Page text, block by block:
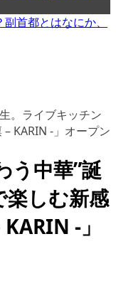
首都とはなにか、
。ライブキッチン
KARIN -」オープン
う中華”誕
しむ新感
-」